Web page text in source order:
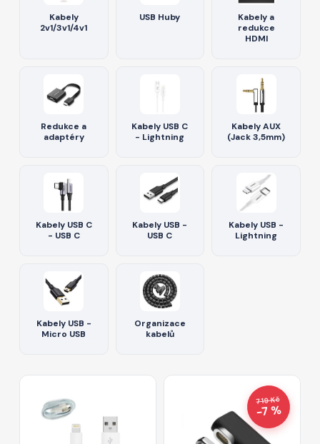
Kabely
2v1/3v1/4v1
USB Huby
Kabely a
redukce
HDMI
Redukce a
adaptéry
Kabely USB C
- Lightning
Kabely AUX
(Jack 3,5mm)
Kabely USB C
- USB C
Kabely USB -
USB C
Kabely USB -
Lightning
Kabely USB -
Micro USB
Organizace
kabelů
719 Kč
−7 %